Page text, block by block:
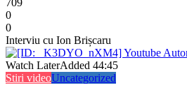
709
0
0
Interviu cu Ion Brișcaru
Watch LaterAdded 44:45
Stiri videoUncategorized